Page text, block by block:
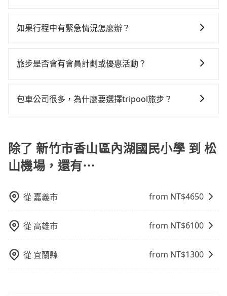
鐘在轉乘與等車上，現在還不馬上來預約tripool！如果
無人租車最令人詬病的就是車況，打開車門才發現仍有
明已經預約了時間但上一位用戶卻遲遲尚未歸還，又或
隨租隨還看似方便，但實際使用時還是有其區域的限
松山機場的最佳選擇。
指定車款服務的需求，可以先將您的需先提供旅步，會
如果行程中有緊急情況怎麼辦？
旅步是否會有會員計劃或優惠活動？
最新資訊。
包車公司很多，為什麼要選擇tripool旅步？
旅途安全無憂，我們的司機都是專業且可靠的職業駕
駛。關於價格，旅步官網可一鍵即時查價，所示價格絕
無隱藏費用，且還提供優於其他業者更彈性的取消政
往市區還是郊區，我們都可以為您提供最佳的旅遊體
驗。所以，如果您正在尋找一家可靠的包車公司，
tripool旅步絕對是您值得信任的不二選擇！
除了 新竹市香山區內湖國民小學 到 松
山機場，還有⋯
從 嘉義市 from NT$4650
從 高雄市 from NT$6100
從 宜蘭縣 from NT$1300